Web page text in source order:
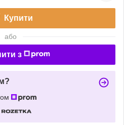
Купити
або
з